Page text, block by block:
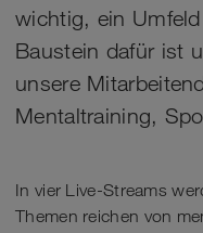
wichtig, ein
Baustein dafür ist
unsere
Mentaltraining,
In vier Live-Streams
Themen reichen von